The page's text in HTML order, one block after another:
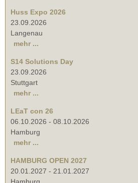
Huss Expo 2026
23.09.2026
Langenau
mehr ...
S14 Solutions Day
23.09.2026
Stuttgart
mehr ...
LEaT con 26
06.10.2026 - 08.10.2026
Hamburg
mehr ...
HAMBURG OPEN 2027
20.01.2027 - 21.01.2027
Hamburg